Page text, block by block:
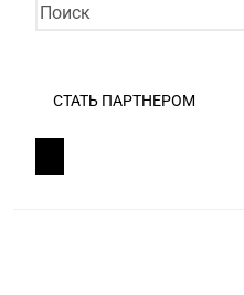
СТАТЬ ПАРТНЕРОМ